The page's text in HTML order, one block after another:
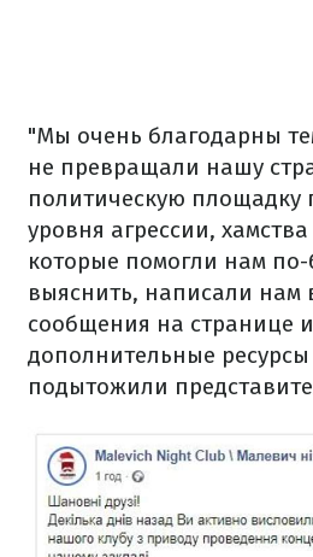
"Мы очень благодарны
не превращали нашу
политическую площадку
уровня агрессии, хамства
которые помогли нам по-
выяснить, написали нам
сообщения на странице
дополнительные
подытожили